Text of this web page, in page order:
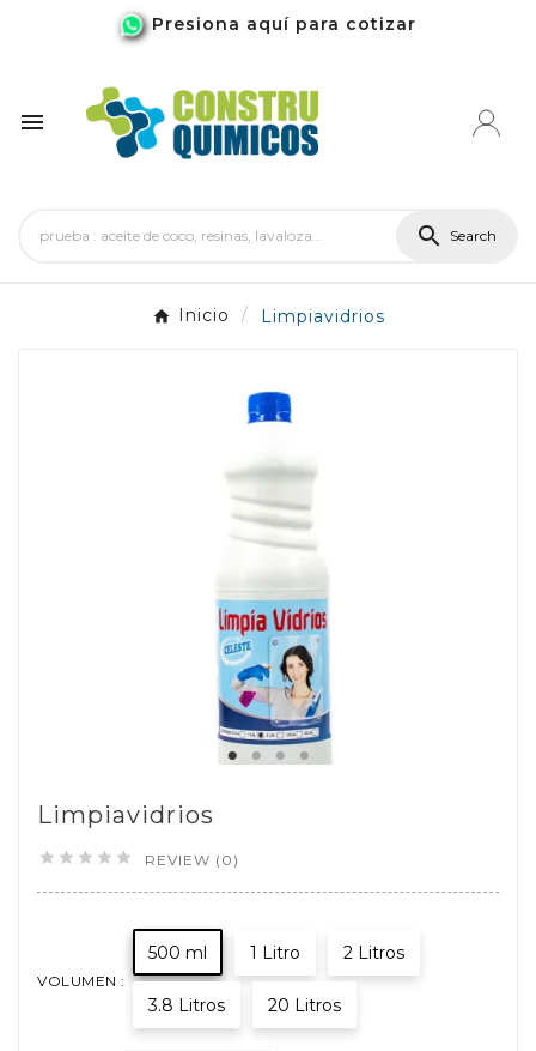
Presiona aquí para cotizar

 Search
Inicio Limpiavidrios
Limpiavidrios
     REVIEW (0)
VOLUMEN :
500 ml 1 Litro 2 Litros
3.8 Litros 20 Litros